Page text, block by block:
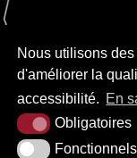
Nous utilisons
d'améliorer la
accessibilité. En
Obligatoires
Fonctionnels